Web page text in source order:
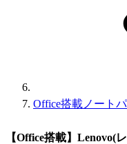
Office搭載ノート
【Office搭載】Lenovo(